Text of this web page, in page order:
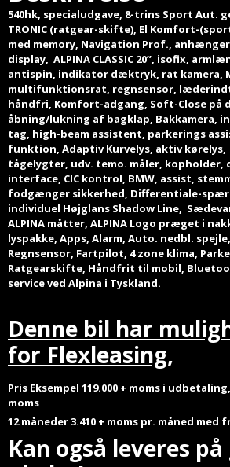
540hk, specialudgave, 8-trins Sport Aut.
TRONIC (ratgear-skifte), El Komfort-
med memory, Navigation Prof.,
display, ALPINA CLASSIC 20”, isofix,
antispin, indikator dæktryk, rat kamera,
multifunktionsrat, regnsensor,
håndfri, Komfort-adgang, Soft-Close på
åbning/lukning af bagklap, Bakkamera,
tag, high-beam assistent, parkerings
funktion, Adaptiv Kurvelys, aktiv kørelys,
tågelygter, udv. temo. måler, kopholder,
interface, CIC kontrol, BMW, assist,
fodgænger sikkerhed, Differentiale-
individuel Højglans Shadow Line,
ALPINA måtter, ALPINA Logo præget i
lyspakke, Apps, Alarm, Auto. nedbl.
Regnsensor, Fartpilot, 4 zone klima,
Ratgearskifte, Håndfrit til mobil,
service ved Alpina i Tyskland.
Denne bil har
for Flexleasing,
Pris Eksempel 119.000 + moms i
moms
12 måneder 3.410 + moms pr. måned med
Kan også leveres